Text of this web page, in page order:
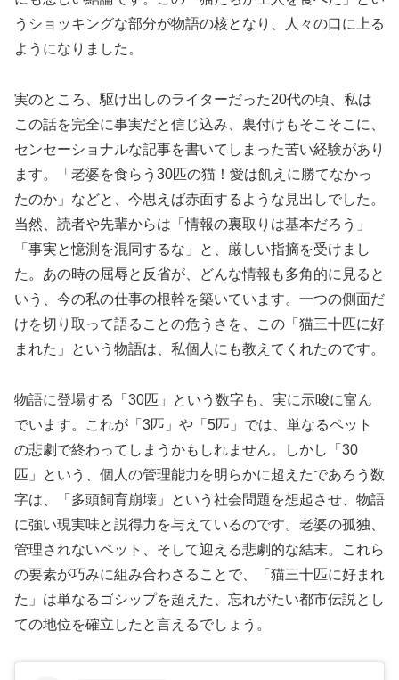
うショッキングな部分が物語の核となり、人々の口に上る
ようになりました。
実のところ、駆け出しのライターだった20代の頃、私は
この話を完全に事実だと信じ込み、裏付けもそこそこに、
センセーショナルな記事を書いてしまった苦い経験があり
ます。「老婆を食らう30匹の猫！愛は飢えに勝てなかっ
たのか」などと、今思えば赤面するような見出しでした。
当然、読者や先輩からは「情報の裏取りは基本だろう」
「事実と憶測を混同するな」と、厳しい指摘を受けまし
た。あの時の屈辱と反省が、どんな情報も多角的に見ると
いう、今の私の仕事の根幹を築いています。一つの側面だ
けを切り取って語ることの危うさを、この「猫三十匹に好
まれた」という物語は、私個人にも教えてくれたのです。
物語に登場する「30匹」という数字も、実に示唆に富ん
でいます。これが「3匹」や「5匹」では、単なるペット
の悲劇で終わってしまうかもしれません。しかし「30
匹」という、個人の管理能力を明らかに超えたであろう数
字は、「多頭飼育崩壊」という社会問題を想起させ、物語
に強い現実味と説得力を与えているのです。老婆の孤独、
管理されないペット、そして迎える悲劇的な結末。これら
の要素が巧みに組み合わさることで、「猫三十匹に好まれ
た」は単なるゴシップを超えた、忘れがたい都市伝説とし
ての地位を確立したと言えるでしょう。